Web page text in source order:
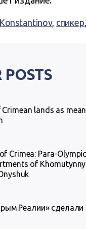
, спикер,
lands as
Crimea: Para-
of
сделали